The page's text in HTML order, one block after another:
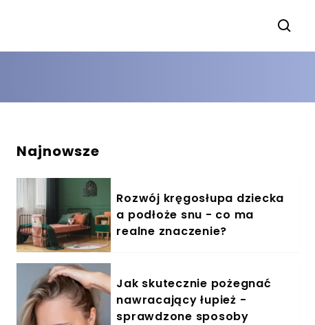
Najnowsze
Rozwój kręgosłupa dziecka
a podłoże snu - co ma
realne znaczenie?
Jak skutecznie pożegnać
nawracający łupież -
sprawdzone sposoby